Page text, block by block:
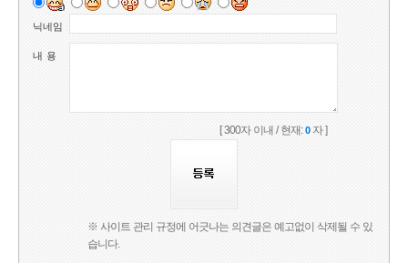
닉네임
내 용
[ 300자 이내 / 현재:0자 ]
※ 사이트 관리 규정에 어긋나는 의견글은 예고없이 삭제될 수 있
습니다.